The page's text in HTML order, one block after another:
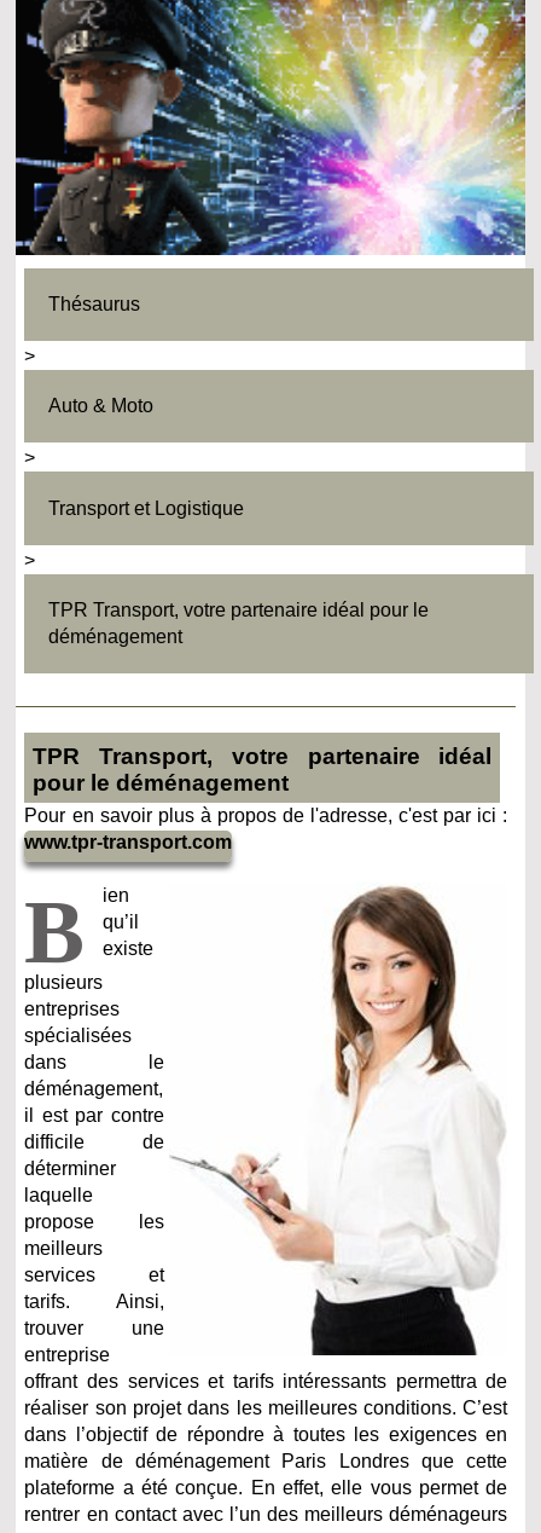
Thésaurus
>
Auto & Moto
>
Transport et Logistique
>
TPR Transport, votre partenaire idéal pour le
déménagement
TPR Transport, votre partenaire idéal
pour le déménagement
Pour en savoir plus à propos de l'adresse, c'est par ici :
www.tpr-transport.com
B
ien
qu’il
existe
plusieurs
entreprises
spécialisées
dans le
déménagement,
il est par contre
difficile de
déterminer
laquelle
propose les
meilleurs
services et
tarifs. Ainsi,
trouver une
entreprise
offrant des services et tarifs intéressants permettra de
réaliser son projet dans les meilleures conditions. C’est
dans l’objectif de répondre à toutes les exigences en
matière de déménagement Paris Londres que cette
plateforme a été conçue. En effet, elle vous permet de
rentrer en contact avec l’un des meilleurs déménageurs